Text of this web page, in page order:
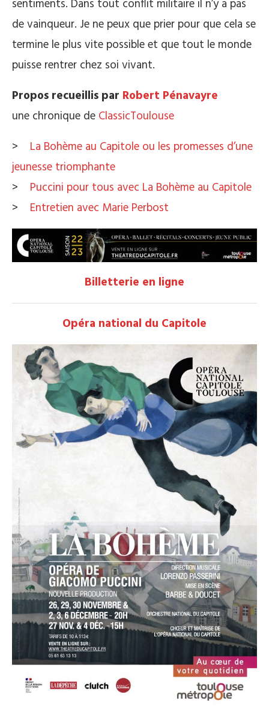
sentiments. Dans tout conflit militaire il n’y a pas
de vainqueur. Je ne peux que prier pour que cela se
termine le plus vite possible et que tout le monde
puisse rentrer chez soi vivant.
Propos recueillis par Robert Pénavayre
une chronique de ClassicToulouse
> La Bohème au Capitole ou les promesses d’une
jeunesse triomphante
> Puccini pour tous avec La Bohème au Capitole
> Entretien avec Marie Perbost
Billetterie en ligne
Opéra national du Capitole